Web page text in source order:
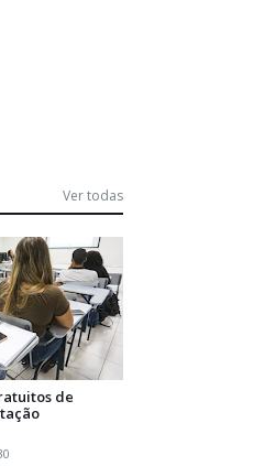
Ver todas
de